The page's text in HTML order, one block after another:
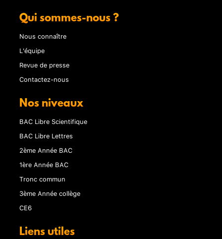
Qui sommes-nous ?
Nous connaître
L'équipe
Revue de presse
Contactez-nous
Nos niveaux
BAC Libre Scientifique
BAC Libre Lettres
2ème Année BAC
1ère Année BAC
Tronc commun
3ème Année collège
CE6
Liens utiles